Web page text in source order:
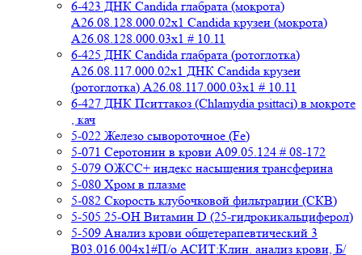
6-423 ДНК Candida глабрата (мокрота)
A26.08.128.000.02x1 Candida крузеи (мокрота)
A26.08.128.000.03x1 # 10.11
6-425 ДНК Candida глабрата (ротоглотка)
A26.08.117.000.02x1 ДНК Candida крузеи
(ротоглотка) A26.08.117.000.03x1 # 10.11
6-427 ДНК Пситтакоз (Chlamydia psittaci) в мокроте
, кач
5-022 Железо сывороточное (Fe)
5-071 Серотонин в крови A09.05.124 # 08-172
5-079 ОЖСС+ индекс насыщения трансферина
5-080 Хром в плазме
5-082 Скорость клубочковой фильтрации (СКВ)
5-505 25-ОН Витамин D (25-гидрокикальциферол)
5-509 Анализ крови общетерапевтический 3
B03.016.004x1#П/о АСИТ:Клин. анализ крови, Б/